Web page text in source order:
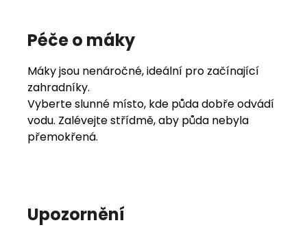
Péče o máky
Máky jsou nenáročné, ideální pro začínající
zahradníky.
Vyberte slunné místo, kde půda dobře odvádí
vodu. Zalévejte střídmě, aby půda nebyla
přemokřená.
Upozornění